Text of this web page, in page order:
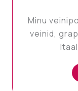
Minu
veinid,